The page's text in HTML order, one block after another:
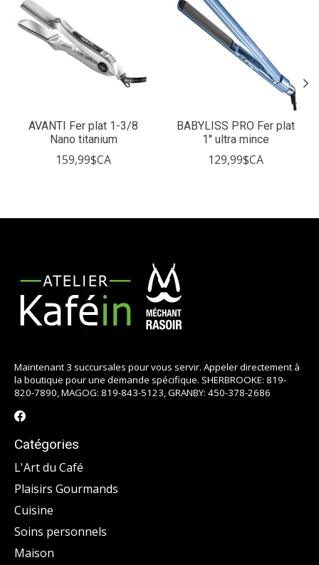
AVANTI Fer plat 1-3/8
Nano titanium
159,99$CA
BABYLISS PRO Fer plat
1'' ultra mince
129,99$CA
Maintenant 3 succursales pour vous servir. Appeler directement à
la boutique pour une demande spécifique. SHERBROOKE: 819-
820-7890, MAGOG: 819-843-5123, GRANBY: 450-378-2686
Catégories
L'Art du Café
Plaisirs Gourmands
Cuisine
Soins personnels
Maison